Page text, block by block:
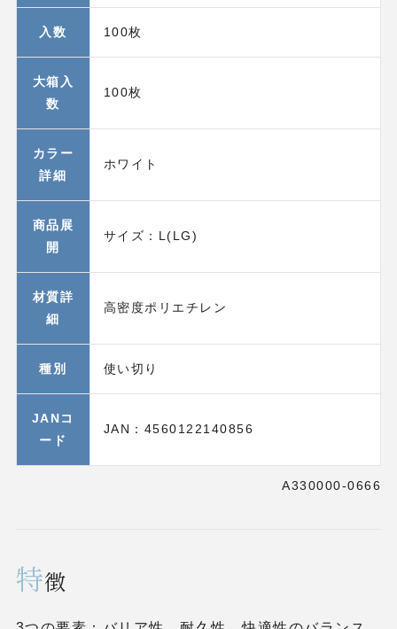
入数 100枚
大箱入
数
100枚
カラー
詳細
ホワイト
商品展
開
サイズ：L(LG)
材質詳
細
高密度ポリエチレン
種別 使い切り
JANコ
ード
JAN：4560122140856
A330000-0666
特徴